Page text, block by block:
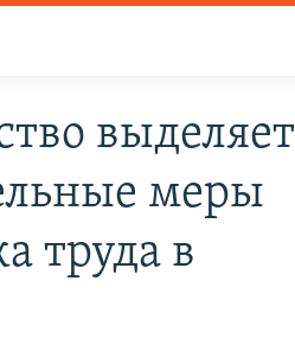
выделяет
меры
труда в